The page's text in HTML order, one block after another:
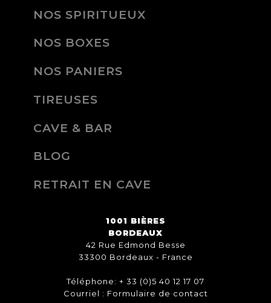
NOS SPIRITUEUX
NOS BOXES
NOS PANIERS
TIREUSES
CAVE & BAR
BLOG
RETRAIT EN CAVE
1001 BIÈRES
BORDEAUX
42 Rue Edmond Besse
33300 Bordeaux - France
Téléphone: + 33 (0)5 40 12 17 07
Courriel : Formulaire de contact